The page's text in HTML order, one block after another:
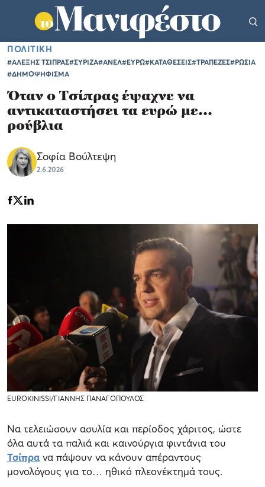
ΠΟΛΙΤΙΚΗ
#ΑΛΕΞΗΣ ΤΣΙΠΡΑΣ#ΣΥΡΙΖΑ#ΑΝΕΛ#ΕΥΡΩ#ΚΑΤΑΘΕΣΕΙΣ#ΤΡΑΠΕΖΕΣ#ΡΩΣΙΑ
#ΔΗΜΟΨΗΦΙΣΜΑ
Όταν ο Τσίπρας έψαχνε να
αντικαταστήσει τα ευρώ με...
ρούβλια
Σοφία Βούλτεψη
2.6.2026
EUROKINISSI/ΓΙΑΝΝΗΣ ΠΑΝΑΓΟΠΟΥΛΟΣ
Να τελειώσουν ασυλία και περίοδος χάριτος, ώστε
όλα αυτά τα παλιά και καινούργια φιντάνια του
Τσίπρα να πάψουν να κάνουν απέραντους
μονολόγους για το… ηθικό πλεονέκτημά τους.